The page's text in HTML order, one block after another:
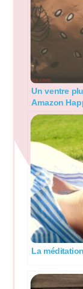
Un ventre
Amazon
La